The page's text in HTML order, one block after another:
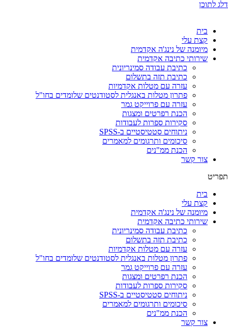
דלג לתוכן
בית
קצת עלי
מיומנה של נינג'ה אקדמית
שירותי כתיבה אקדמית
כתיבת עבודה סמינריונית
כתיבת תזה בתשלום
עזרה עם מטלות אקדמיות
פתרון מטלות באנגלית לסטודנטים שלומדים בחו"ל
עזרה עם פרוייקט גמר
הכנת רפרטים ומצגות
סקירות ספרות לעבודות
ניתוחים סטטיסטיים ב-SPSS
סיכומים ותרגומים למאמרים
הכנת ממ"נים
צור קשר
תפריט
בית
קצת עלי
מיומנה של נינג'ה אקדמית
שירותי כתיבה אקדמית
כתיבת עבודה סמינריונית
כתיבת תזה בתשלום
עזרה עם מטלות אקדמיות
פתרון מטלות באנגלית לסטודנטים שלומדים בחו"ל
עזרה עם פרוייקט גמר
הכנת רפרטים ומצגות
סקירות ספרות לעבודות
ניתוחים סטטיסטיים ב-SPSS
סיכומים ותרגומים למאמרים
הכנת ממ"נים
צור קשר